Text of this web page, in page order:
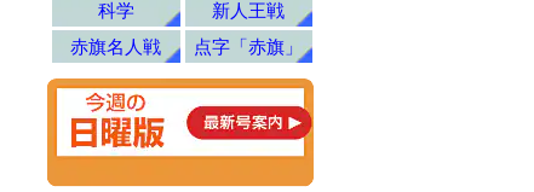
科学
新人王戦
赤旗名人戦
点字「赤旗」